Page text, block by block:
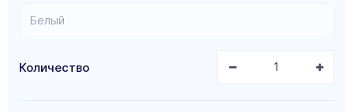
Белый
Количество